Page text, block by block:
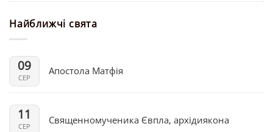
Найближчі свята
09
СЕР
Апостола Матфія
11
СЕР
Священномученика Євпла, архідиякона